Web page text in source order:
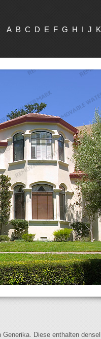
A B C D E F G H I J K
Diese enthalten